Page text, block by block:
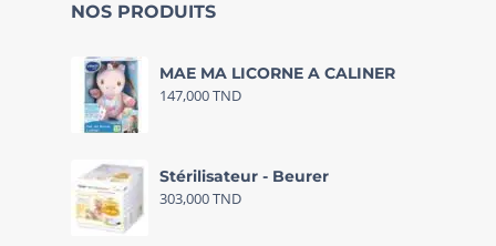
NOS PRODUITS
MAE MA LICORNE A CALINER
147,000TND
Stérilisateur - Beurer
303,000TND